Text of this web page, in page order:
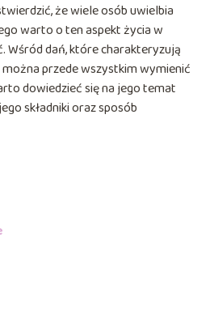
że wiele osób uwielbia
warto o ten aspekt życia w
Wśród dań, które charakteryzują
przede wszystkim wymienić
dowiedzieć się na jego temat
składniki oraz sposób